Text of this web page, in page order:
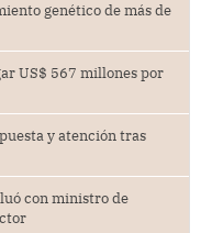
genético de más de
US$ 567 millones por
y atención tras
con ministro de